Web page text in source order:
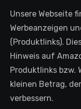
Unsere Webseite
Werbeanzeigen
(Produktlinks).
Hinweis auf
Produktlinks bzw.
kleinen Betrag,
verbessern.